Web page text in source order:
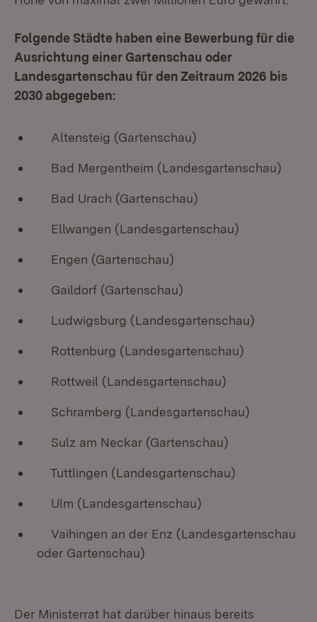
Folgende Städte haben eine Bewerbung für die
Ausrichtung einer Gartenschau oder
Landesgartenschau für den Zeitraum 2026 bis
2030 abgegeben:
Altensteig (Gartenschau)
Bad Mergentheim (Landesgartenschau)
Bad Urach (Gartenschau)
Ellwangen (Landesgartenschau)
Engen (Gartenschau)
Gaildorf (Gartenschau)
Ludwigsburg (Landesgartenschau)
Rottenburg (Landesgartenschau)
Rottweil (Landesgartenschau)
Schramberg (Landesgartenschau)
Sulz am Neckar (Gartenschau)
Tuttlingen (Landesgartenschau)
Ulm (Landesgartenschau)
Vaihingen an der Enz (Landesgartenschau
oder Gartenschau)
Der Ministerrat hat darüber hinaus bereits